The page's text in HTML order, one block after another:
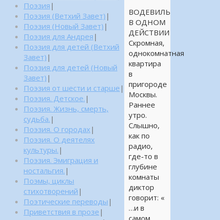
ВОДЕВИЛЬ
В ОДНОМ
ДЕЙСТВИИ
Скромная,
однокомнатная
квартира
в
пригороде
Москвы.
Раннее
утро.
Слышно,
как по
радио,
где-то в
глубине
комнаты
диктор
говорит: «
…и в
самом
Поэзия |
Поэзия (Ветхий Завет) |
Поэзия (Новый Завет) |
Поэзия для Андрея |
Поэзия для детей (Ветхий
Завет) |
Поэзия для детей (Новый
Завет) |
Поэзия от шести и старше |
Поэзия. Детское. |
Поэзия. Жизнь, смерть,
судьба. |
Поэзия. О городах |
Поэзия. О деятелях
культуры. |
Поэзия. Эмиграция и
ностальгия. |
Поэмы, циклы
стихотворений |
Поэтические переводы |
Приветствия в прозе |